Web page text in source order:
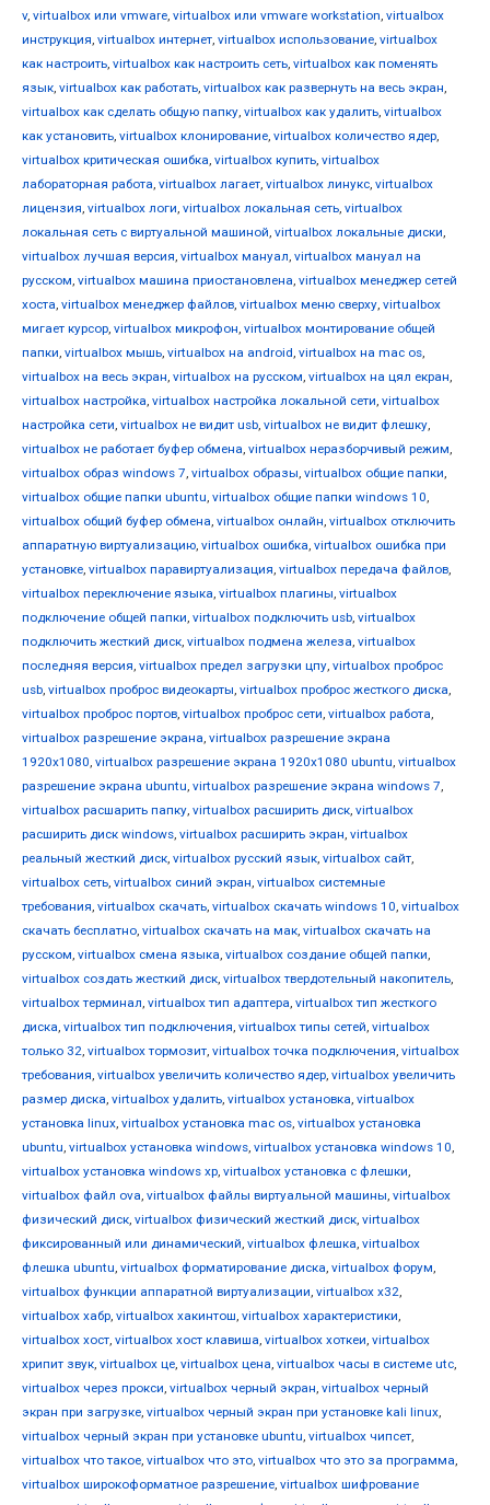
v, virtualbox или vmware, virtualbox или vmware workstation, virtualbox
инструкция, virtualbox интернет, virtualbox использование, virtualbox
как настроить, virtualbox как настроить сеть, virtualbox как поменять
язык, virtualbox как работать, virtualbox как развернуть на весь экран,
virtualbox как сделать общую папку, virtualbox как удалить, virtualbox
как установить, virtualbox клонирование, virtualbox количество ядер,
virtualbox критическая ошибка, virtualbox купить, virtualbox
лабораторная работа, virtualbox лагает, virtualbox линукс, virtualbox
лицензия, virtualbox логи, virtualbox локальная сеть, virtualbox
локальная сеть с виртуальной машиной, virtualbox локальные диски,
virtualbox лучшая версия, virtualbox мануал, virtualbox мануал на
русском, virtualbox машина приостановлена, virtualbox менеджер сетей
хоста, virtualbox менеджер файлов, virtualbox меню сверху, virtualbox
мигает курсор, virtualbox микрофон, virtualbox монтирование общей
папки, virtualbox мышь, virtualbox на android, virtualbox на mac os,
virtualbox на весь экран, virtualbox на русском, virtualbox на цял екран,
virtualbox настройка, virtualbox настройка локальной сети, virtualbox
настройка сети, virtualbox не видит usb, virtualbox не видит флешку,
virtualbox не работает буфер обмена, virtualbox неразборчивый режим,
virtualbox образ windows 7, virtualbox образы, virtualbox общие папки,
virtualbox общие папки ubuntu, virtualbox общие папки windows 10,
virtualbox общий буфер обмена, virtualbox онлайн, virtualbox отключить
аппаратную виртуализацию, virtualbox ошибка, virtualbox ошибка при
установке, virtualbox паравиртуализация, virtualbox передача файлов,
virtualbox переключение языка, virtualbox плагины, virtualbox
подключение общей папки, virtualbox подключить usb, virtualbox
подключить жесткий диск, virtualbox подмена железа, virtualbox
последняя версия, virtualbox предел загрузки цпу, virtualbox проброс
usb, virtualbox проброс видеокарты, virtualbox проброс жесткого диска,
virtualbox проброс портов, virtualbox проброс сети, virtualbox работа,
virtualbox разрешение экрана, virtualbox разрешение экрана
1920x1080, virtualbox разрешение экрана 1920x1080 ubuntu, virtualbox
разрешение экрана ubuntu, virtualbox разрешение экрана windows 7,
virtualbox расшарить папку, virtualbox расширить диск, virtualbox
расширить диск windows, virtualbox расширить экран, virtualbox
реальный жесткий диск, virtualbox русский язык, virtualbox сайт,
virtualbox сеть, virtualbox синий экран, virtualbox системные
требования, virtualbox скачать, virtualbox скачать windows 10, virtualbox
скачать бесплатно, virtualbox скачать на мак, virtualbox скачать на
русском, virtualbox смена языка, virtualbox создание общей папки,
virtualbox создать жесткий диск, virtualbox твердотельный накопитель,
virtualbox терминал, virtualbox тип адаптера, virtualbox тип жесткого
диска, virtualbox тип подключения, virtualbox типы сетей, virtualbox
только 32, virtualbox тормозит, virtualbox точка подключения, virtualbox
требования, virtualbox увеличить количество ядер, virtualbox увеличить
размер диска, virtualbox удалить, virtualbox установка, virtualbox
установка linux, virtualbox установка mac os, virtualbox установка
ubuntu, virtualbox установка windows, virtualbox установка windows 10,
virtualbox установка windows xp, virtualbox установка с флешки,
virtualbox файл ova, virtualbox файлы виртуальной машины, virtualbox
физический диск, virtualbox физический жесткий диск, virtualbox
фиксированный или динамический, virtualbox флешка, virtualbox
флешка ubuntu, virtualbox форматирование диска, virtualbox форум,
virtualbox функции аппаратной виртуализации, virtualbox х32,
virtualbox хабр, virtualbox хакинтош, virtualbox характеристики,
virtualbox хост, virtualbox хост клавиша, virtualbox хоткеи, virtualbox
хрипит звук, virtualbox це, virtualbox цена, virtualbox часы в системе utc,
virtualbox через прокси, virtualbox черный экран, virtualbox черный
экран при загрузке, virtualbox черный экран при установке kali linux,
virtualbox черный экран при установке ubuntu, virtualbox чипсет,
virtualbox что такое, virtualbox что это, virtualbox что это за программа,
virtualbox широкоформатное разрешение, virtualbox шифрование